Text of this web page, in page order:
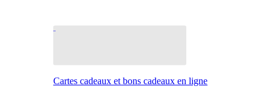
Cartes cadeaux et bons cadeaux en ligne